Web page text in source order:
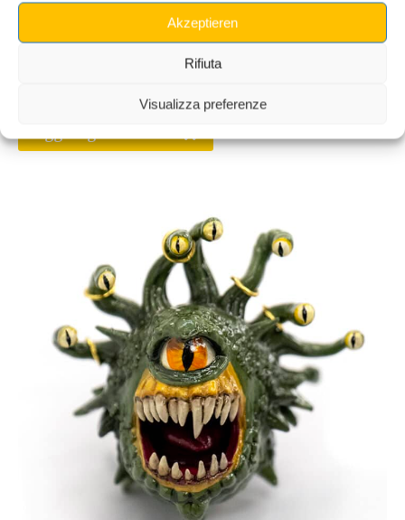
Akzeptieren
Rifiuta
Visualizza preferenze
Mod Barile di Banane per King Kong